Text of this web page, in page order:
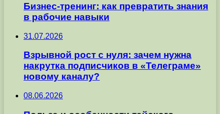
Бизнес-тренинг: как превратить знания
в рабочие навыки
31.07.2026
Взрывной рост с нуля: зачем нужна
накрутка подписчиков в «Телеграме»
новому каналу?
08.06.2026